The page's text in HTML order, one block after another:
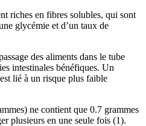
riches en fibres solubles, qui sont
glycémie et d’un taux de
des aliments dans le tube
intestinales bénéfiques. Un
lié à un risque plus faible
ne contient que 0.7 grammes
plusieurs en une seule fois (1).